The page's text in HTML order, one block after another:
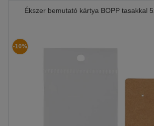
Ékszer bemutató kártya BOPP tasakkal
-10%